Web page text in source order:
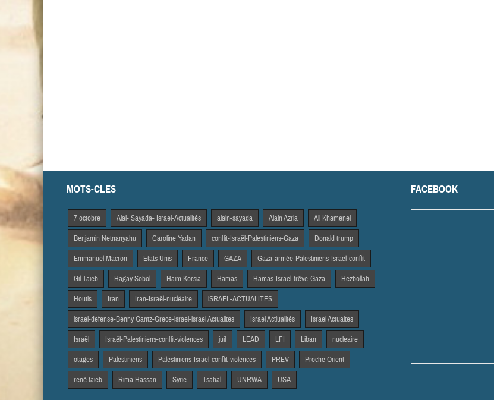
MOTS-CLES
7 octobre Alai- Sayada- Israel-Actualités alain-sayada Alain Azria Ali Khamenei
Benjamin Netnanyahu Caroline Yadan conflit-Israël-Palestiniens-Gaza Donald trump
Emmanuel Macron Etats Unis France GAZA Gaza-armée-Palestiniens-Israël-conflit
Gil Taieb Hagay Sobol Haim Korsia Hamas Hamas-Israël-trêve-Gaza Hezbollah
Houtis Iran Iran-Israël-nucléaire iSRAEL-ACTUALITES
israel-defense-Benny Gantz-Grece-israel-israel Actualites Israel Actiualités Israel Actuaites
Israël Israël-Palestiniens-conflit-violences juif LEAD LFI Liban nucleaire
otages Palestiniens Palestiniens-Israël-conflit-violences PREV Proche Orient
rené taieb Rima Hassan Syrie Tsahal UNRWA USA
FACEBOOK